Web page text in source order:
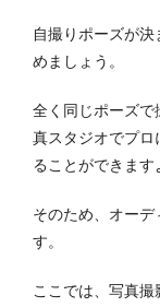
自撮りポーズが
めましょう。
全く同じポーズで
真スタジオでプロ
ることができます
そのため、オーデ
す。
ここでは、写真